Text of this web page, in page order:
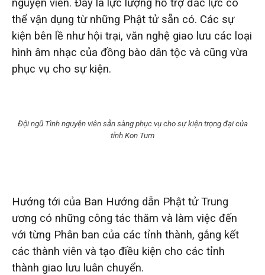
nguyện viên. Đây là lực lượng hỗ trợ đắc lực có
thể vận dụng từ những Phật tử sẵn có. Các sự
kiện bên lề như hội trại, văn nghệ giao lưu các loại
hình âm nhạc của đồng bào dân tộc và cũng vừa
phục vụ cho sự kiện.
Đội ngũ Tình nguyện viên sẵn sàng phục vụ cho sự kiện trọng đại của
tỉnh Kon Tum
Hướng tới của Ban Hướng dẫn Phật tử Trung
ương có những công tác thăm và làm việc đến
với từng Phân ban của các tỉnh thành, gắng kết
các thành viên và tạo điều kiện cho các tỉnh
thành giao lưu luân chuyển.